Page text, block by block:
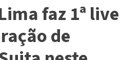
faz 1ª live
de